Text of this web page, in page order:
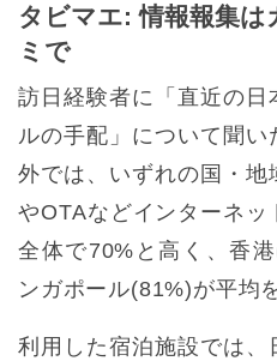
タビマエ: 情報報集は
ミで
訪日経験者に「直近の
ルの手配」について聞
外では、いずれの国・地
やOTAなどインターネ
全体で70%と高く、香
ンガポール(81%)が平均
利用した宿泊施設では